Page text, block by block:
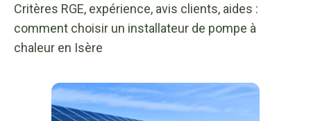
Critères RGE, expérience, avis clients, aides :
comment choisir un installateur de pompe à
chaleur en Isère